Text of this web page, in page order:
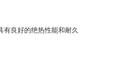
良好的绝热性能和耐久